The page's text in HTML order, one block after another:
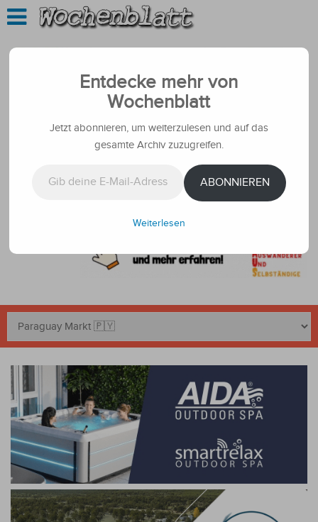
Entdecke mehr von
Wochenblatt
Jetzt abonnieren, um weiterzulesen und auf das
gesamte Archiv zuzugreifen.
ABONNIEREN
Weiterlesen